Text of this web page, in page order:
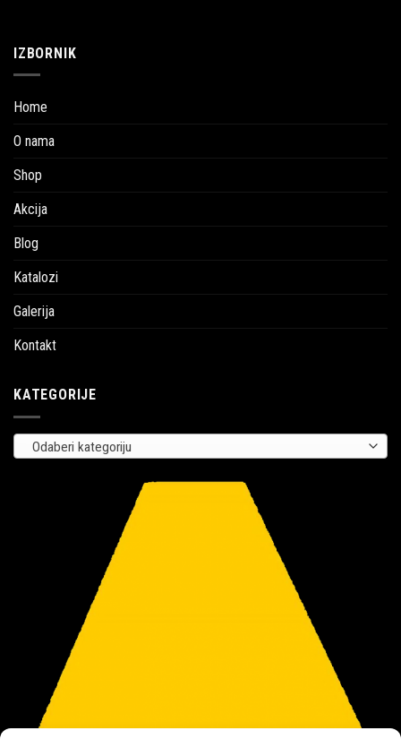
IZBORNIK
Home
O nama
Shop
Akcija
Blog
Katalozi
Galerija
Kontakt
KATEGORIJE
Odaberi kategoriju